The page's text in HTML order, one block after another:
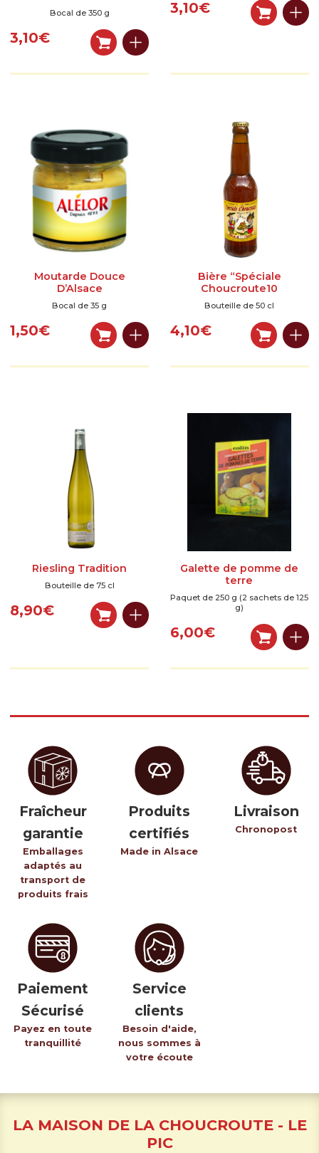
Bocal de 350 g
3,10€
3,10€
Moutarde Douce
D’Alsace
Bocal de 35 g
1,50€
Bière “Spéciale
Choucroute10
Bouteille de 50 cl
4,10€
Riesling Tradition
Bouteille de 75 cl
8,90€
Galette de pomme de
terre
Paquet de 250 g (2 sachets de 125
g)
6,00€
Fraîcheur
garantie
Emballages
adaptés au
transport de
produits frais
Produits
certifiés
Made in Alsace
Livraison
Chronopost
Paiement
Sécurisé
Payez en toute
tranquillité
Service
clients
Besoin d'aide,
nous sommes à
votre écoute
LA MAISON DE LA CHOUCROUTE - LE
PIC